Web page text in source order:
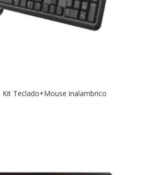
Kit Teclado+Mouse inalambrico